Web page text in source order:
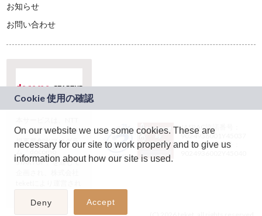
お知らせ
お問い合わせ
ドコモグループの新
規事業創出プログラ
ム「docomo
STARTUP」を通じて
JASRAC許諾番号：
9024936001Y45037
JASRAC許諾番号：
On our website we use some cookies. These are
necessary for our site to work properly and to give us
information about how our site is used.
Deny Accept